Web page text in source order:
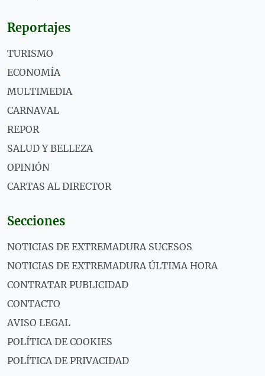
Reportajes
TURISMO
ECONOMÍA
MULTIMEDIA
CARNAVAL
REPOR
SALUD Y BELLEZA
OPINIÓN
CARTAS AL DIRECTOR
Secciones
NOTICIAS DE EXTREMADURA SUCESOS
NOTICIAS DE EXTREMADURA ÚLTIMA HORA
CONTRATAR PUBLICIDAD
CONTACTO
AVISO LEGAL
POLÍTICA DE COOKIES
POLÍTICA DE PRIVACIDAD